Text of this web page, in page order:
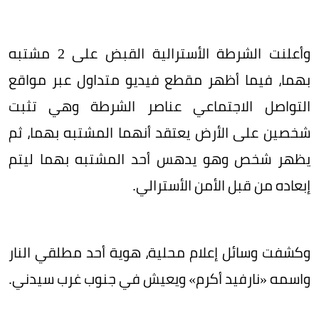
وأعلنت الشرطة الأسترالية القبض على 2 مشتبه
بهما، فيما أظهر مقطع فيديو متداول عبر مواقع
التواصل الاجتماعي عناصر الشرطة وهي تثبت
شخصين على الأرض يعتقد أنهما المشتبه بهما، ثم
يظهر شخص وهو يدهس أحد المشتبه بهما ليتم
إبعاده من قبل الأمن الأسترالي.
وكشفت وسائل إعلام محلية، هوية أحد مطلقي النار
واسمه «نارفيد أكرم» ويعيش في جنوب غرب سيدني.